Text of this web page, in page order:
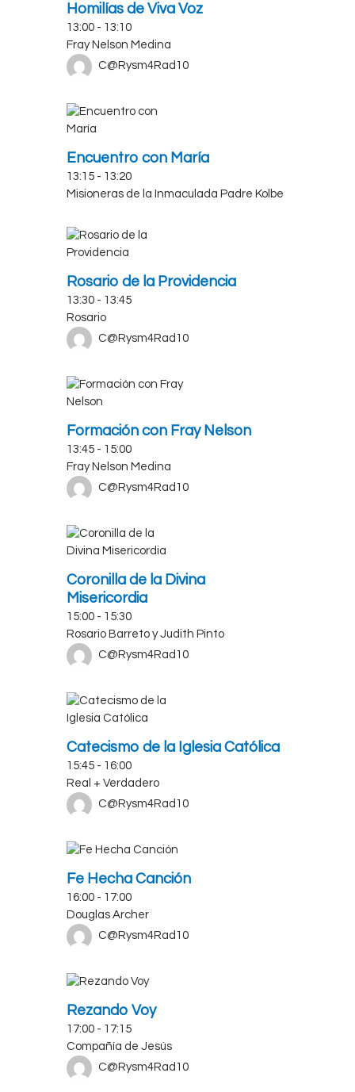
Homilías de Viva Voz
13:00 - 13:10
Fray Nelson Medina
C@Rysm4Rad10
Encuentro con María
13:15 - 13:20
Misioneras de la Inmaculada Padre Kolbe
Rosario de la Providencia
13:30 - 13:45
Rosario
C@Rysm4Rad10
Formación con Fray Nelson
13:45 - 15:00
Fray Nelson Medina
C@Rysm4Rad10
Coronilla de la Divina
Misericordia
15:00 - 15:30
Rosario Barreto y Judith Pinto
C@Rysm4Rad10
Catecismo de la Iglesia Católica
15:45 - 16:00
Real + Verdadero
C@Rysm4Rad10
Fe Hecha Canción
16:00 - 17:00
Douglas Archer
C@Rysm4Rad10
Rezando Voy
17:00 - 17:15
Compañía de Jesús
C@Rysm4Rad10